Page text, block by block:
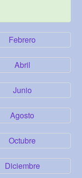
Febrero
Abril
Junio
Agosto
Octubre
Diciembre